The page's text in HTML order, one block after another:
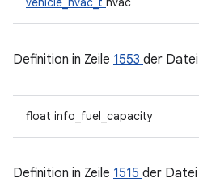
Definition in Zeile 1553 der Datei
float info_fuel_capacity
Definition in Zeile 1515 der Datei